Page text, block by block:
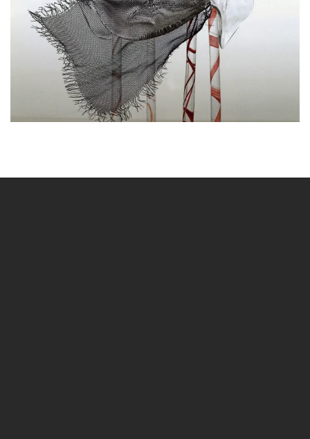
BLÄDDRA I GALLERI